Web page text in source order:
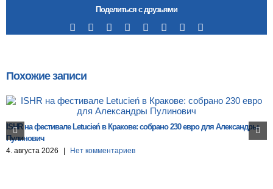
Поделиться с друзьями
Facebook RedditLinkedIn
TumblrPinterest
Похожие записи
ISHR на фестивале Letucień в Кракове: собрано 230 евро для Александры
Пулинович
4. августа 2026 Нет комментариев